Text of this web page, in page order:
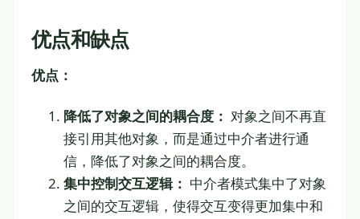
优点和缺点
优点：
降低了对象之间的耦合度： 对象之间不再直
接引用其他对象，而是通过中介者进行通
信，降低了对象之间的耦合度。
集中控制交互逻辑： 中介者模式集中了对象
之间的交互逻辑，使得交互变得更加集中和